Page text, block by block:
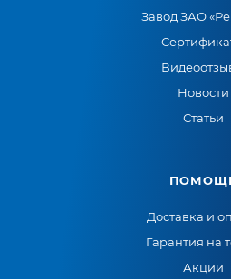
Завод ЗАО
Новости
Статьи
Доставка и
Гарантия на
Акции